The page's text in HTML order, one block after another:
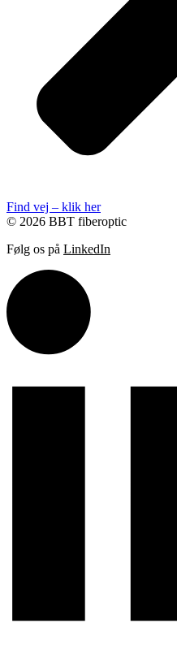
Find vej – klik her
© 2026 BBT fiberoptic
Følg os på LinkedIn